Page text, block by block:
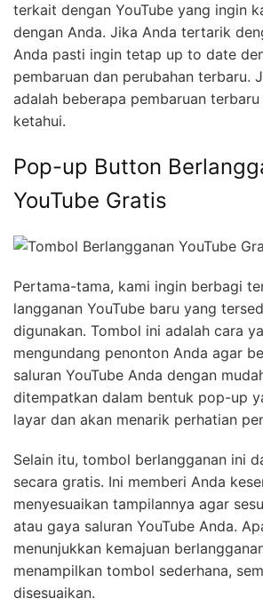
terkait dengan YouTube yang ingin
dengan Anda. Jika Anda tertarik
Anda pasti ingin tetap up to date
pembaruan dan perubahan terbaru.
adalah beberapa pembaruan
ketahui.
Pop-up Button
YouTube Gratis
Pertama-tama, kami ingin berbagi
langganan YouTube baru yang
digunakan. Tombol ini adalah cara
mengundang penonton Anda agar
saluran YouTube Anda dengan
ditempatkan dalam bentuk pop-up
layar dan akan menarik perhatian
Selain itu, tombol berlangganan ini
secara gratis. Ini memberi Anda
menyesuaikan tampilannya agar
atau gaya saluran YouTube Anda.
menunjukkan kemajuan
menampilkan tombol sederhana,
disesuaikan.